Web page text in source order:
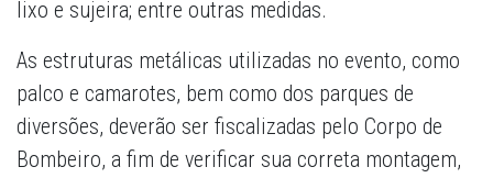
lixo e sujeira; entre outras medidas.
As estruturas metálicas utilizadas no evento, como
palco e camarotes, bem como dos parques de
diversões, deverão ser fiscalizadas pelo Corpo de
Bombeiro, a fim de verificar sua correta montagem,